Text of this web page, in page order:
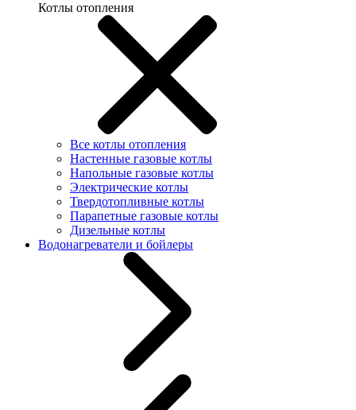
Котлы отопления
Все котлы отопления
Настенные газовые котлы
Напольные газовые котлы
Электрические котлы
Твердотопливные котлы
Парапетные газовые котлы
Дизельные котлы
Водонагреватели и бойлеры